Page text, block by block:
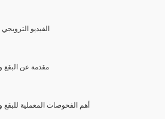
(1) الفيديو
(2) مقدمة عن
(3) أهم الفحوصات المعملية